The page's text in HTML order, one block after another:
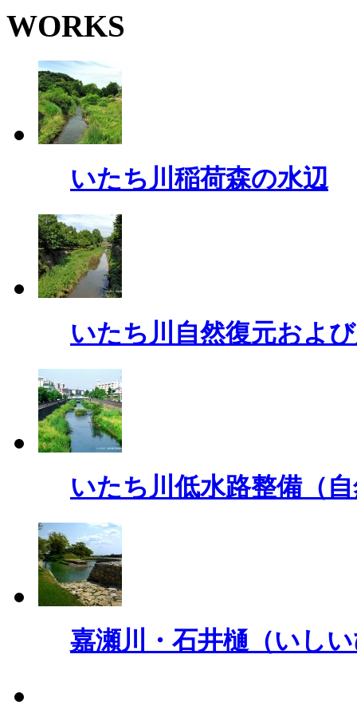
WORKS
いたち川稲荷森の水辺
いたち川自然復元およ
いたち川低水路整備（
嘉瀬川・石井樋（いし